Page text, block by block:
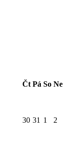
Čt Pá So Ne
30 31 1 2